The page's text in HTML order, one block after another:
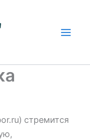
стремится